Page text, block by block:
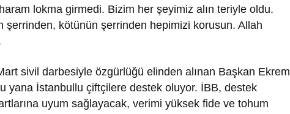
lokma girmedi. Bizim her şeyimiz alın teriyle oldu.
şerrinden, kötünün şerrinden hepimizi korusun. Allah
sivil darbesiyle özgürlüğü elinden alınan Başkan Ekrem
yana İstanbullu çiftçilere destek oluyor. İBB, destek
uyum sağlayacak, verimi yüksek fide ve tohum